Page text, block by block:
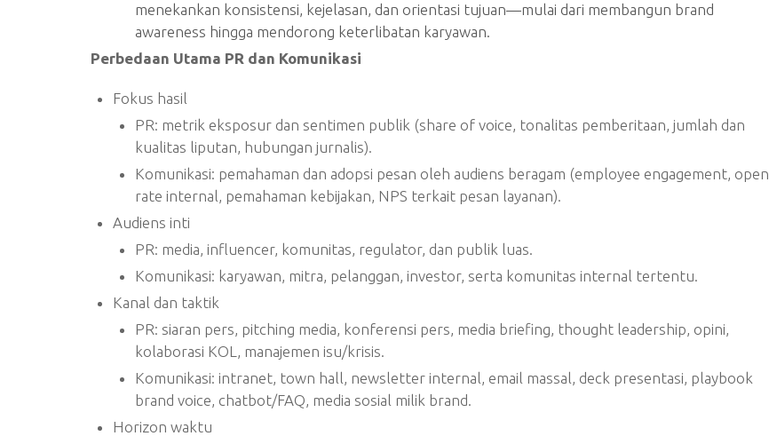
menekankan konsistensi, kejelasan, dan orientasi tujuan—mulai dari membangun brand
awareness hingga mendorong keterlibatan karyawan.
Perbedaan Utama PR dan Komunikasi
Fokus hasil
PR: metrik eksposur dan sentimen publik (share of voice, tonalitas pemberitaan, jumlah dan
kualitas liputan, hubungan jurnalis).
Komunikasi: pemahaman dan adopsi pesan oleh audiens beragam (employee engagement, open
rate internal, pemahaman kebijakan, NPS terkait pesan layanan).
Audiens inti
PR: media, influencer, komunitas, regulator, dan publik luas.
Komunikasi: karyawan, mitra, pelanggan, investor, serta komunitas internal tertentu.
Kanal dan taktik
PR: siaran pers, pitching media, konferensi pers, media briefing, thought leadership, opini,
kolaborasi KOL, manajemen isu/krisis.
Komunikasi: intranet, town hall, newsletter internal, email massal, deck presentasi, playbook
brand voice, chatbot/FAQ, media sosial milik brand.
Horizon waktu